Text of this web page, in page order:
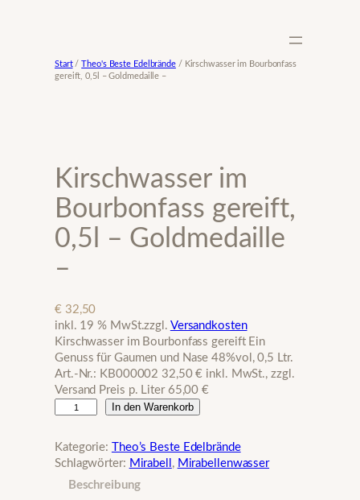
Start/Theo's Beste Edelbrände/ Kirschwasser im Bourbonfass
gereift, 0,5l – Goldmedaille –
Kirschwasser im
Bourbonfass gereift,
0,5l – Goldmedaille
–
€32,50
inkl. 19 % MwSt.zzgl. Versandkosten
Kirschwasser im Bourbonfass gereift Ein
Genuss für Gaumen und Nase 48%vol, 0,5 Ltr.
Art.-Nr.: KB000002 32,50 € inkl. MwSt., zzgl.
Versand Preis p. Liter 65,00 €
s
c
In den Warenkorb
Kategorie: Theo’s Beste Edelbrände
Schlagwörter: Mirabell , Mirabellenwasser
Beschreibung